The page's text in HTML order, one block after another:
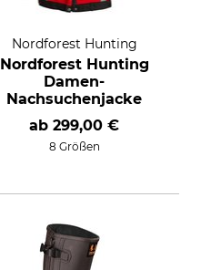
Nordforest Hunting
Nordforest Hunting
Damen-
Nachsuchenjacke
ab299,00 €
8 Größen